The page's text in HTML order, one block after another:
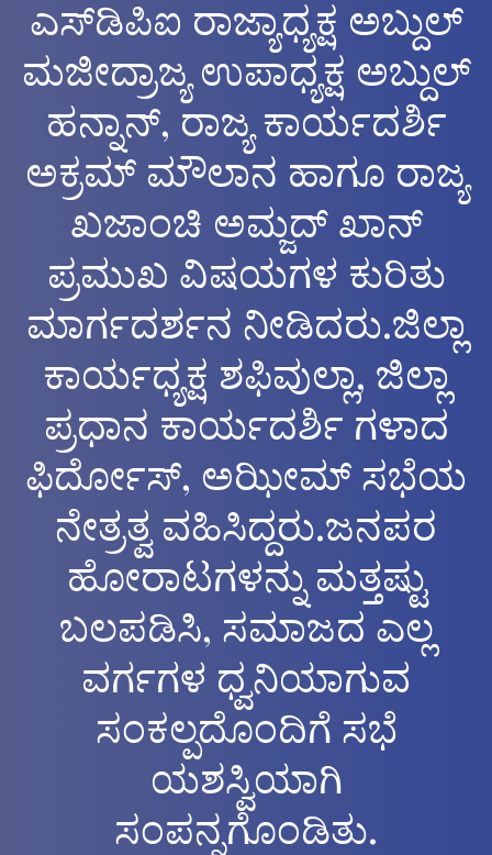
ಎಸ್‌ಡಿಪಿಐ ರಾಜ್ಯಾಧ್ಯಕ್ಷ ಅಬ್ದುಲ್
ಮಜೀದ್ರಾಜ್ಯ ಉಪಾಧ್ಯಕ್ಷ ಅಬ್ದುಲ್
ಹನ್ನಾನ್, ರಾಜ್ಯ ಕಾರ್ಯದರ್ಶಿ
ಅಕ್ರಮ್ ಮೌಲಾನ ಹಾಗೂ ರಾಜ್ಯ
ಖಜಾಂಚಿ ಅಮ್ಜದ್ ಖಾನ್
ಪ್ರಮುಖ ವಿಷಯಗಳ ಕುರಿತು
ಮಾರ್ಗದರ್ಶನ ನೀಡಿದರು.ಜಿಲ್ಲಾ
ಕಾರ್ಯಧ್ಯಕ್ಷ ಶಫಿವುಲ್ಲಾ, ಜಿಲ್ಲಾ
ಪ್ರಧಾನ ಕಾರ್ಯದರ್ಶಿ ಗಳಾದ
ಫಿರ್ದೋಸ್, ಅಝೀಮ್ ಸಭೆಯ
ನೇತ್ರತ್ವ ವಹಿಸಿದ್ದರು.ಜನಪರ
ಹೋರಾಟಗಳನ್ನು ಮತ್ತಷ್ಟು
ಬಲಪಡಿಸಿ, ಸಮಾಜದ ಎಲ್ಲ
ವರ್ಗಗಳ ಧ್ವನಿಯಾಗುವ
ಸಂಕಲ್ಪದೊಂದಿಗೆ ಸಭೆ
ಯಶಸ್ವಿಯಾಗಿ
ಸಂಪನ್ನಗೊಂಡಿತು.